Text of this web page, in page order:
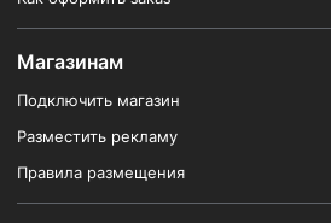
Магазинам
Подключить магазин
Разместить рекламу
Правила размещения